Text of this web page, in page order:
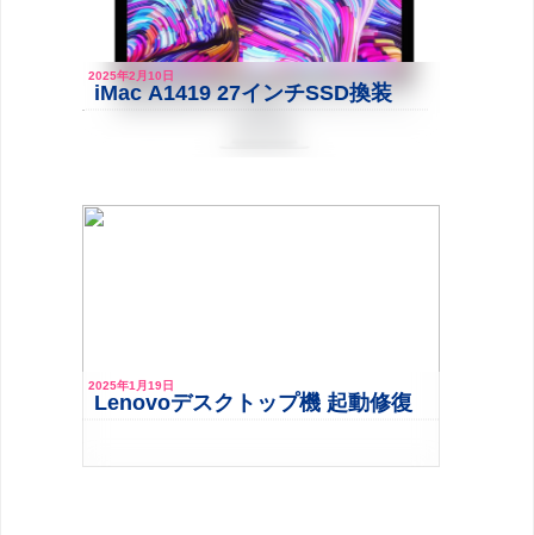
iMac A1419 27インチSSD換装
2025年2月10日
Lenovoデスクトップ機 起動修復
2025年1月19日